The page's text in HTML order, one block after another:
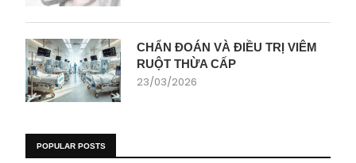
CHẨN ĐOÁN VÀ ĐIỀU TRỊ VIÊM
RUỘT THỪA CẤP
23/03/2026
POPULAR POSTS